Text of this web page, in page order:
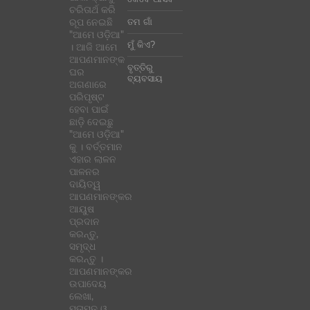
ଚରିତାର୍ଥ କରି
ରୂପ ନେଇଛି
"ଆମେ ଓଡ଼ିଆ"
। ଆଜି ଆମେ
ଆପଣମାନଙ୍କ
ଘର
ଅଗଣାରେ
ପରିପୃଷ୍ଟ
ହେବା ପାଇଁ
ଛାଡ଼ି ଦେଇଛୁ
"ଆମେ ଓଡ଼ିଆ"
କୁ । ବର୍ତ୍ତମାନ
ଏହାର ଲାଳନ
ପାଳନର
ଦାୟିତ୍ୱ
ଆପଣମାନଙ୍କର
ଆୟୁଷ
ପ୍ରଦାନ
କରନ୍ତୁ,
ସମୃଦ୍ଧ
କରନ୍ତୁ ।
ଆପଣମାନଙ୍କର
ଉପାଦେୟ
ଲେଖା,
ତମ ଗାଁ
ମୁଁ କିଏ?
ବୃତ୍ତିରୁ
ବ୍ୟବସାୟ